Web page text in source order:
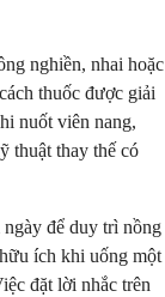
nghiền, nhai hoặc
thuốc được giải
nuốt viên nang,
thuật thay thế có
để duy trì nồng
ích khi uống một
đặt lời nhắc trên